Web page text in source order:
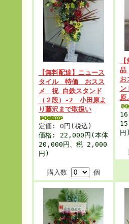
【無料配達】ニュース
タイル 特価 おスス
メ 祝 白鉄スタンド
（２段）-2 小田原よ
り藤沢まで取扱い
定価: 0円(税込)
価格: 22,000円 (本体
20,000円、税 2,000
円)
購入数 個
お
ン
原